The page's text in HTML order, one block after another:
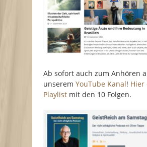
Ab sofort auch zum Anhören
unseremYouTube Kanal! Hier
Playlist mit den 10 Folgen.